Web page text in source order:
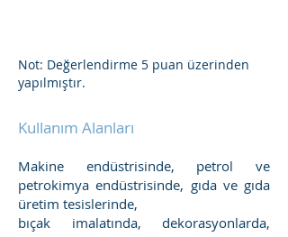
Not: Değerlendirme 5 puan üzerinden
yapılmıştır.
Kullanım Alanları
Makine endüstrisinde, petrol ve
petrokimya endüstrisinde, gıda ve gıda
üretim tesislerinde,
bıçak imalatında, dekorasyonlarda,